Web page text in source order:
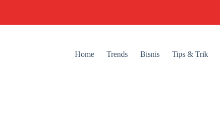
Home Trends Bisnis Tips & Trik